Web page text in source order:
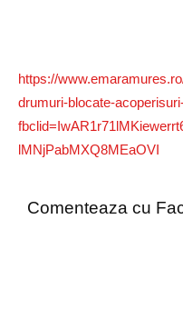
https://
drumuri-blocate-
lMNjPabMXQ8MEaOVI
Comenteaza cu